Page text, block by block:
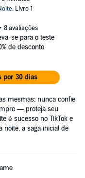
, Livro 1
8 avaliações
se para o teste
de desconto
por 30 dias
mesmas: nunca confie
— proteja seu
é sucesso no TikTok e
noite, a saga inicial de